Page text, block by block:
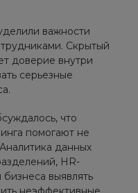
важности
Скрытый
доверие внутри
серьезные
что
помогают не
данных
HR-
выявлять